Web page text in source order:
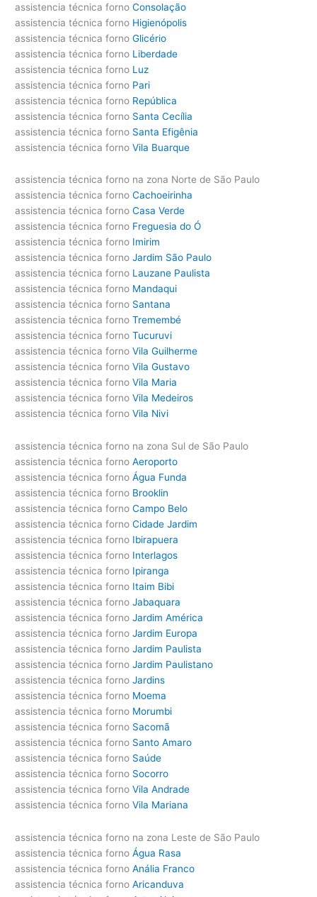
assistencia técnica forno Consolação
assistencia técnica forno Higienópolis
assistencia técnica forno Glicério
assistencia técnica forno Liberdade
assistencia técnica forno Luz
assistencia técnica forno Pari
assistencia técnica forno República
assistencia técnica forno Santa Cecília
assistencia técnica forno Santa Efigênia
assistencia técnica forno Vila Buarque
assistencia técnica forno na zona Norte de São Paulo
assistencia técnica forno Cachoeirinha
assistencia técnica forno Casa Verde
assistencia técnica forno Freguesia do Ó
assistencia técnica forno Imirim
assistencia técnica forno Jardim São Paulo
assistencia técnica forno Lauzane Paulista
assistencia técnica forno Mandaqui
assistencia técnica forno Santana
assistencia técnica forno Tremembé
assistencia técnica forno Tucuruvi
assistencia técnica forno Vila Guilherme
assistencia técnica forno Vila Gustavo
assistencia técnica forno Vila Maria
assistencia técnica forno Vila Medeiros
assistencia técnica forno Vila Nivi
assistencia técnica forno na zona Sul de São Paulo
assistencia técnica forno Aeroporto
assistencia técnica forno Água Funda
assistencia técnica forno Brooklin
assistencia técnica forno Campo Belo
assistencia técnica forno Cidade Jardim
assistencia técnica forno Ibirapuera
assistencia técnica forno Interlagos
assistencia técnica forno Ipiranga
assistencia técnica forno Itaim Bibi
assistencia técnica forno Jabaquara
assistencia técnica forno Jardim América
assistencia técnica forno Jardim Europa
assistencia técnica forno Jardim Paulista
assistencia técnica forno Jardim Paulistano
assistencia técnica forno Jardins
assistencia técnica forno Moema
assistencia técnica forno Morumbi
assistencia técnica forno Sacomã
assistencia técnica forno Santo Amaro
assistencia técnica forno Saúde
assistencia técnica forno Socorro
assistencia técnica forno Vila Andrade
assistencia técnica forno Vila Mariana
assistencia técnica forno na zona Leste de São Paulo
assistencia técnica forno Água Rasa
assistencia técnica forno Anália Franco
assistencia técnica forno Aricanduva